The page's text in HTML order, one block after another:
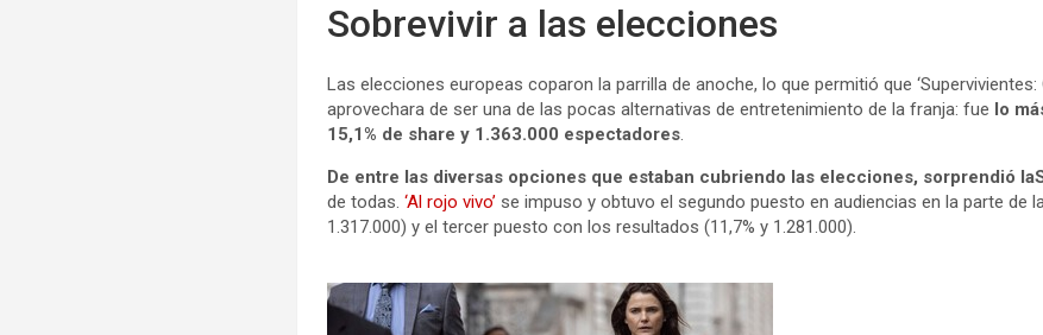
Sobrevivir a las elecciones
Las elecciones europeas coparon la parrilla de anoche, lo que permitió que ‘Supervivientes:
aprovechara de ser una de las pocas alternativas de entretenimiento de la franja: fue lo
15,1% de share y 1.363.000 espectadores.
De entre las diversas opciones que estaban cubriendo las elecciones, sorprendió
de todas.‘Al rojo vivo’ se impuso y obtuvo el segundo puesto en audiencias en la parte de
1.317.000) y el tercer puesto con los resultados (11,7% y 1.281.000).